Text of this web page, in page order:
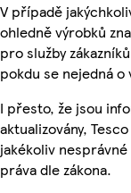
V případě
ohledně výrobků
pro služby
pokdu se nejedná o
I přesto, že jsou
aktualizovány,
jakékoliv
práva dle zákona.